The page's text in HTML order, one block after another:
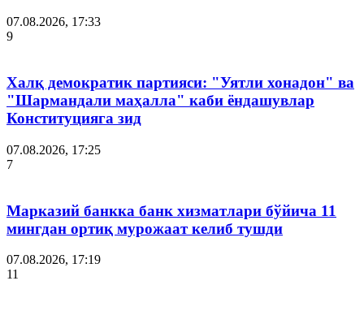
07.08.2026, 17:33
9
Халқ демократик партияси: "Уятли хонадон" ва
"Шармандали маҳалла" каби ёндашувлар
Конституцияга зид
07.08.2026, 17:25
7
Марказий банкка банк хизматлари бўйича 11
мингдан ортиқ мурожаат келиб тушди
07.08.2026, 17:19
11